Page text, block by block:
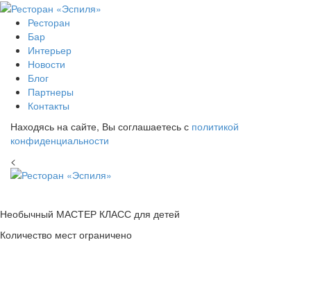
Ресторан
Бар
Интерьер
Новости
Блог
Партнеры
Контакты
Находясь на сайте, Вы соглашаетесь с политикой
конфиденциальности
<
Необычный МАСТЕР КЛАСС для детей
Количество мест ограничено